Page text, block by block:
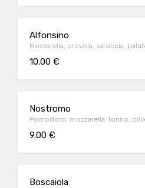
Alfonsino
Mozzarella, provola, salsiccia,
10.00 €
Nostromo
Pomodoro, mozzarella, tonno,
9.00 €
Boscaiola